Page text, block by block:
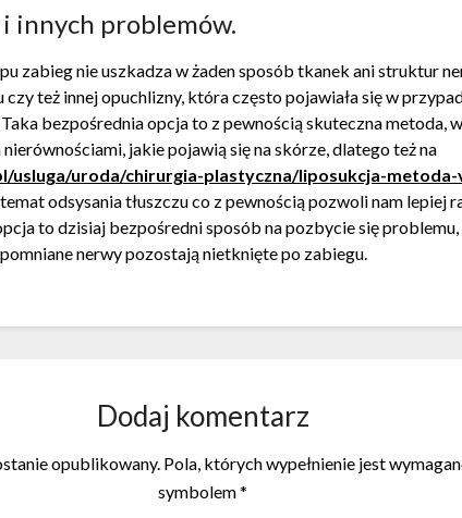
innych problemów.
zabieg nie uszkadza w żaden sposób tkanek ani struktur
też innej opuchlizny, która często pojawiała się w
bezpośrednia opcja to z pewnością skuteczna metoda,
jakie pojawią się na skórze, dlatego też na
usluga/uroda/chirurgia-plastyczna/liposukcja-
odsysania tłuszczu co z pewnością pozwoli nam lepiej
to dzisiaj bezpośredni sposób na pozbycie się problemu,
nerwy pozostają nietknięte po zabiegu.
Dodaj komentarz
opublikowany.Pola, których wypełnienie jest
symbolem*